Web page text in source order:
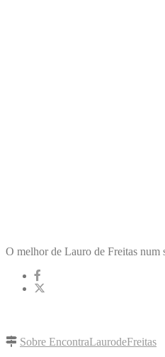
O melhor de Lauro de Freitas num
Sobre EncontraLaurodeFreitas